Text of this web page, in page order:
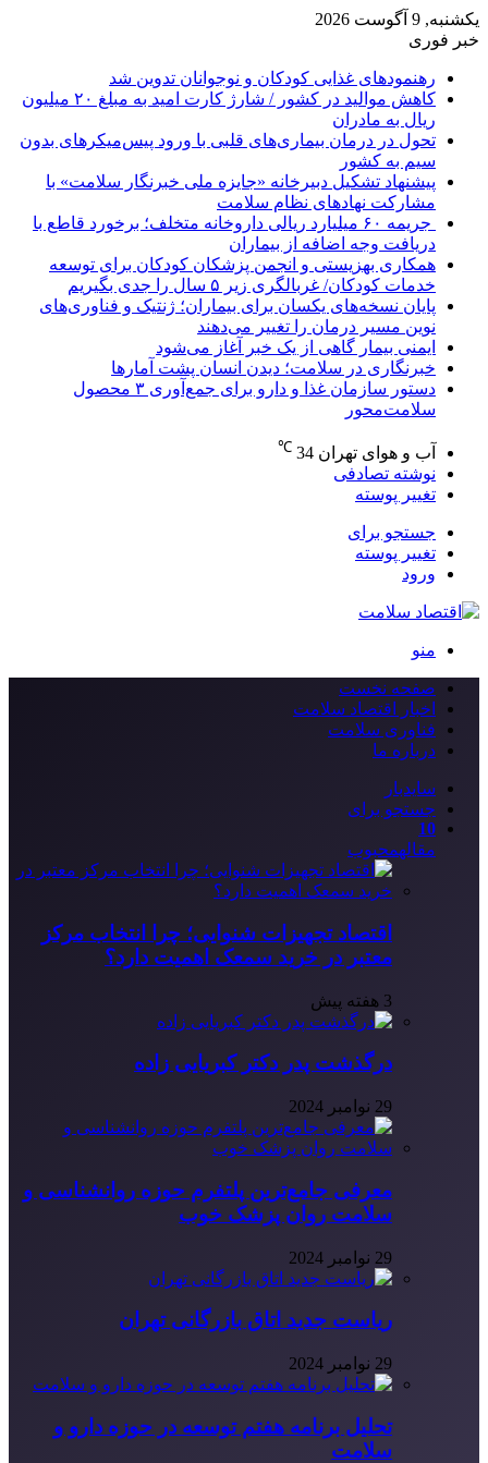
یکشنبه, 9 آگوست 2026
خبر فوری
رهنمودهای غذایی کودکان و نوجوانان تدوین شد
کاهش موالید در کشور / شارژ کارت امید به مبلغ ۲۰ میلیون
ریال به مادران
تحول در درمان بیماری‌های قلبی با ورود پیس‌میکرهای بدون
سیم به کشور
پیشنهاد تشکیل دبیرخانه «جایزه ملی خبرنگار سلامت» با
مشارکت نهادهای نظام سلامت
جریمه ۶۰ میلیارد ریالی داروخانه متخلف؛ برخورد قاطع با
دریافت وجه اضافه از بیماران
همکاری بهزیستی و انجمن پزشکان کودکان برای توسعه
خدمات کودکان/ غربالگری زیر ۵ سال را جدی بگیریم
پایان نسخه‌های یکسان برای بیماران؛ ژنتیک و فناوری‌های
نوین مسیر درمان را تغییر می‌دهند
ایمنی بیمار گاهی از یک خبر آغاز می‌شود
خبرنگاری در سلامت؛ دیدن انسان پشت آمارها
دستور سازمان غذا و دارو برای جمع‌آوری ۳ محصول
سلامت‌محور
آب و هوای تهران 34
℃
نوشته تصادفی
تغییر پوسته
جستجو برای
تغییر پوسته
ورود
منو
صفحه نخست
اخبار اقتصاد سلامت
فناوری سلامت
درباره ما
سایدبار
جستجو برای
10
مقالهمحبوب
اقتصاد تجهیزات شنوایی؛ چرا انتخاب مرکز
معتبر در خرید سمعک اهمیت دارد؟
3 هفته پیش
درگذشت پدر دکتر کبریایی زاده
29 نوامبر 2024
معرفی جامع‌ترین پلتفرم حوزه روانشناسی و
سلامت روان پزشک خوب
29 نوامبر 2024
ریاست جدید اتاق بازرگانی تهران
29 نوامبر 2024
تحلیل برنامه هفتم توسعه در حوزه دارو و
سلامت